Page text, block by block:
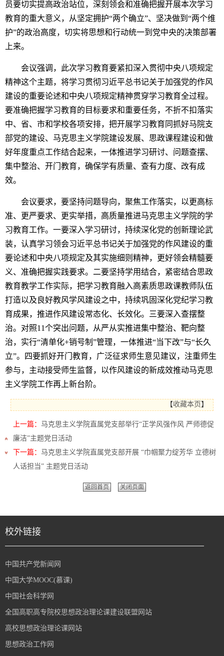
员要切实提高政治站位，深刻领会和准确把握开展本次学习
教育的重大意义，从坚定拥护“两个确立”、坚决做到“两个维
护”的政治高度，切实将思想和行动统一到党中央的决策部署
上来。
会议强调 ，
此次学习教育要紧扣深入贯彻中央八项规定
精神这个主题，将学习贯彻习近平总书记关于加强党的作风
建设的重要论述和中央八项规定精神贯穿学习教育全过程。
要准确把握学习教育的 目标要求和重要任务， 不折不扣落实
中、省、市和学校各项安排， 把开展学习教育同抓好马院支
部党的建设、马克思主义学院建设发展、思政课程建设和做
好年度重点工作结合起来，一体推进学习研讨、问题查摆、
集中整治、开门教育， 确保学有质量、查有力度、改有成
效。
会议要求， 要坚持问题导向，聚焦工作落实，以更高标
准、更严要求、更实举措， 高质量推进马克思主义学院的学
习教育工作。 一要深入学习研讨， 持续深化党的创新理论武
装，认真学习领会习近平总书记关于加强党的作风建设的重
要论述和中央八项规定及其实施细则精神，更好领会精髓要
义、准确把握实践要求。 二要坚持学用结合， 紧密结合思政
教育教学工作实际，把学习教育融入高素质思政课教师队伍
打造以及良好教风学风建设之中， 持续巩固深化党纪学习教
育成果，推进作风建设常态化、 长效化。 三要深入查摆整
治。 对照11个突出问题，从严从实推进集中整治、靶向整
治，实行“清单化+销号制”管理，一体推进“当下改”与“长久
立”。四要抓好开门教育， 广泛征求师生意见建议， 注重师生
参与， 主动接受师生监督， 以作风建设的新成效推动马克思
主义学院工作再上新台阶。
【收藏本页 】
上一篇： 马克思主义学院直属党支部举行“正学风强作风 严师德促
廉洁”主题党日活动
下一篇： 马克思主义学院直属党支部开展 “巾帼聚力绽芳华 立德树
人话担当” 主题党日活动
返回首页 关闭页面
校外链接
中国共产党新闻网
中国大学MOOC(慕课)
中国社会科学网
全国高职高专院校思想政治理论课建设联盟网站
高校思想政治理论课网站
思想政治工作网